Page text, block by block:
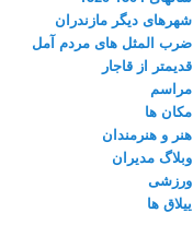
شهرهای دیگر مازندران
ضرب المثل های مردم آمل
قدیمتر از قاجار
مراسم
مکان ها
هنر و هنرمندان
وبلاگ مدیران
ورزشی
ییلاق ها